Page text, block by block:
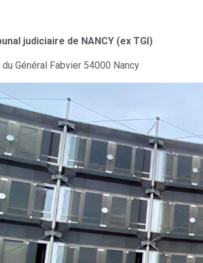
judiciaire de NANCY (ex TGI)
du Général Fabvier 54000 Nancy